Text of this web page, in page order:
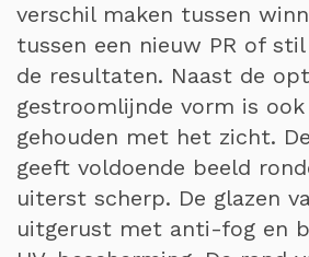
verschil maken tussen
tussen een nieuw PR of
de resultaten. Naast de
gestroomlijnde vorm is
gehouden met het zicht.
geeft voldoende beeld
uiterst scherp. De glazen
uitgerust met anti-fog en